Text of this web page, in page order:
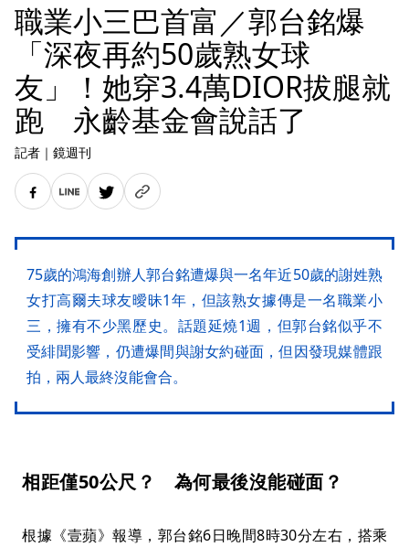
職業小三巴首富／郭台銘爆
「深夜再約50歲熟女球
友」！她穿3.4萬DIOR拔腿就
跑 永齡基金會說話了
記者 ｜ 鏡週刊
75歲的鴻海創辦人郭台銘遭爆與一名年近50歲的謝姓熟
女打高爾夫球友曖昧1年，但該熟女據傳是一名職業小
三，擁有不少黑歷史。話題延燒1週，但郭台銘似乎不
受緋聞影響，仍遭爆間與謝女約碰面，但因發現媒體跟
拍，兩人最終沒能會合。
相距僅50公尺？ 為何最後沒能碰面？
根據《壹蘋》報導，郭台銘6日晚間8時30分左右，搭乘